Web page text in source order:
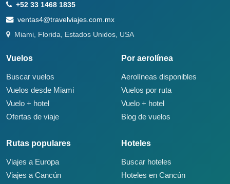
+52 33 1468 1835
ventas4@travelviajes.com.mx
Miami, Florida, Estados Unidos, USA
Vuelos
Buscar vuelos
Vuelos desde Miami
Vuelo + hotel
Ofertas de viaje
Por aerolínea
Aerolíneas disponibles
Vuelos por ruta
Vuelo + hotel
Blog de vuelos
Rutas populares
Viajes a Europa
Viajes a Cancún
Hoteles
Buscar hoteles
Hoteles en Cancún